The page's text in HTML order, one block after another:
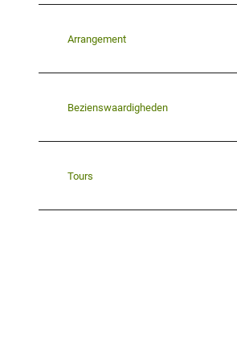
Arrangement
Bezienswaardigheden
Tours